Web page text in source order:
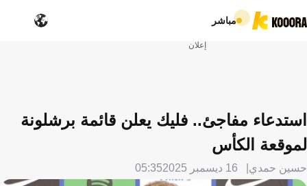
مباشر
إعلان
استدعاء مفاجئ.. فليك يعلن قائمة برشلونة
لموقعة الكأس
حسين حمدي 16 ديسمبر 2025 05:35